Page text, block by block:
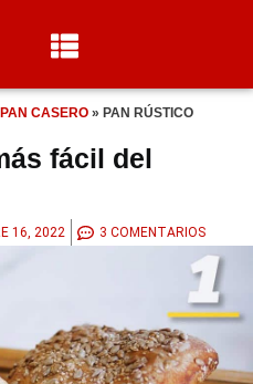
CASERO » PAN RÚSTICO
fácil del
16, 2022 3 COMENTARIOS